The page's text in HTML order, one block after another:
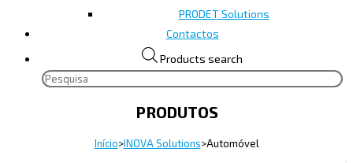
PRODET Solutions
Contactos
Products search
PRODUTOS
Início>INOVA Solutions>Automóvel